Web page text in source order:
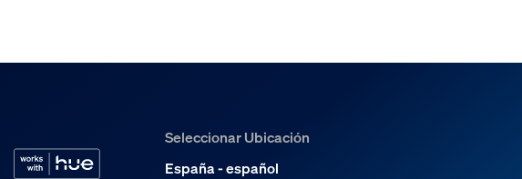
Seleccionar Ubicación
España - español